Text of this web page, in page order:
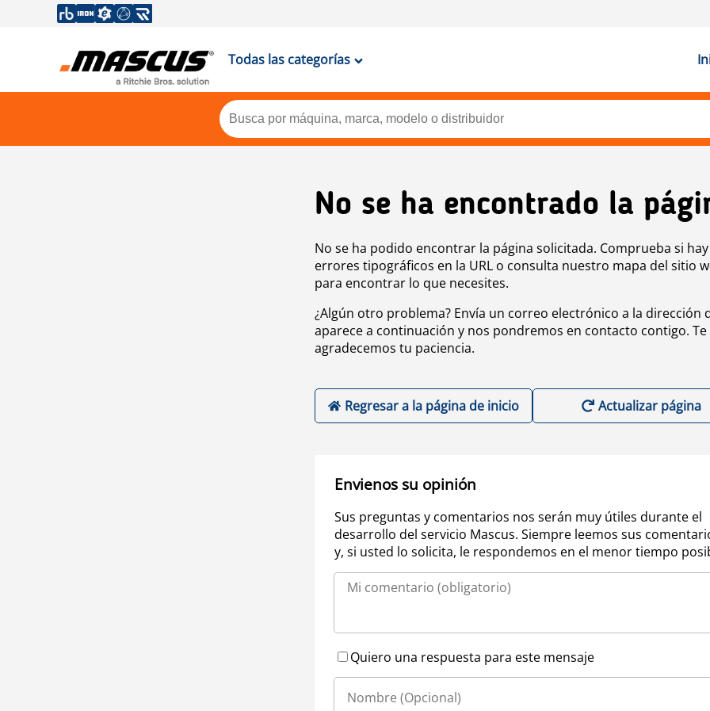
Todas las categorías
No se ha encontrado la
No se ha podido encontrar la página solicitada. Comprueba si hay
errores tipográficos en la URL o consulta nuestro mapa del sitio
para encontrar lo que necesites.
¿Algún otro problema? Envía un correo electrónico a la dirección
aparece a continuación y nos pondremos en contacto contigo. Te
agradecemos tu paciencia.
Regresar a la página de inicio Actualizar página
Envienos su opinión
Sus preguntas y comentarios nos serán muy útiles durante el
desarrollo del servicio Mascus. Siempre leemos sus
y, si usted lo solicita, le respondemos en el menor tiempo
Quiero una respuesta para este mensaje